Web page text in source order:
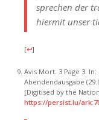
sprechen der
hiermit unser
[↩]
Avis Mort. 3 Page 3. In:
Abendendausgabe
[Digitised by the
https://persist.lu/